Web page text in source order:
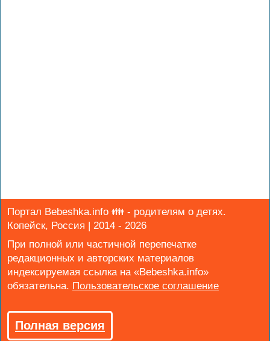
Портал Bebeshka.info 👪 - родителям о детях.
Копейск, Россия | 2014 - 2026
При полной или частичной перепечатке
редакционных и авторских материалов
индексируемая ссылка на «Bebeshka.info»
обязательна.
Полная версия